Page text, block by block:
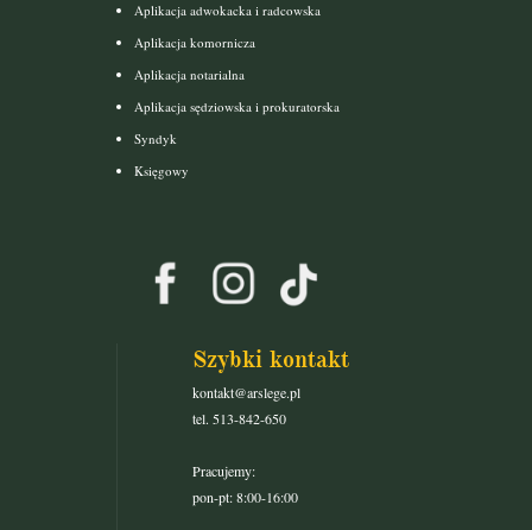
Aplikacja adwokacka i radcowska
Aplikacja komornicza
Aplikacja notarialna
Aplikacja sędziowska i prokuratorska
Syndyk
Księgowy
Szybki kontakt
kontakt@arslege.pl
tel. 513-842-650
Pracujemy:
pon-pt: 8:00-16:00